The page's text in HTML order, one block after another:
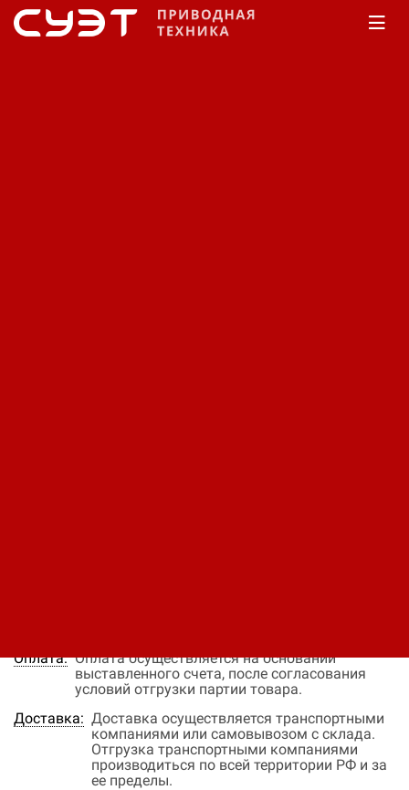
Оплата: Оплата осуществляется на основании
выставленного счета, после согласования
условий отгрузки партии товара.
Доставка: Доставка осуществляется транспортными
компаниями или самовывозом с склада.
Отгрузка транспортными компаниями
производиться по всей территории РФ и за
ее пределы.